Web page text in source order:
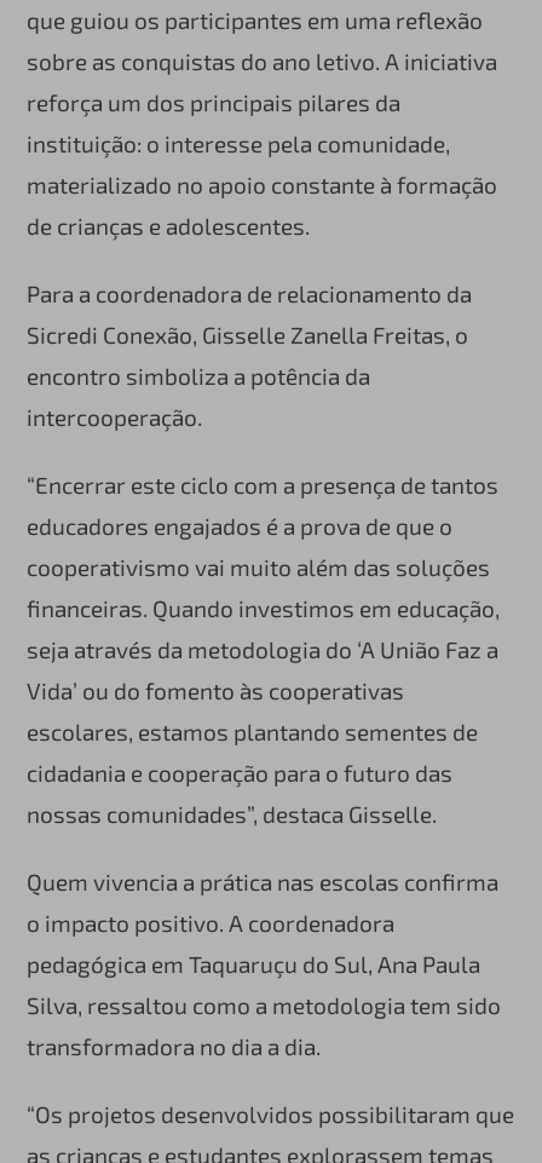
que guiou os participantes em uma reflexão
sobre as conquistas do ano letivo. A iniciativa
reforça um dos principais pilares da
instituição: o interesse pela comunidade,
materializado no apoio constante à formação
de crianças e adolescentes.
Para a coordenadora de relacionamento da
Sicredi Conexão, Gisselle Zanella Freitas, o
encontro simboliza a potência da
intercooperação.
“Encerrar este ciclo com a presença de tantos
educadores engajados é a prova de que o
cooperativismo vai muito além das soluções
financeiras. Quando investimos em educação,
seja através da metodologia do ‘A União Faz a
Vida’ ou do fomento às cooperativas
escolares, estamos plantando sementes de
cidadania e cooperação para o futuro das
nossas comunidades”, destaca Gisselle.
Quem vivencia a prática nas escolas confirma
o impacto positivo. A coordenadora
pedagógica em Taquaruçu do Sul, Ana Paula
Silva, ressaltou como a metodologia tem sido
transformadora no dia a dia.
“Os projetos desenvolvidos possibilitaram que
as crianças e estudantes explorassem temas